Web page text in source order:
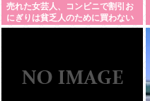
売れた女芸人、コンビニで割引お
にぎりは貧乏人のために買わない
ことを暴露